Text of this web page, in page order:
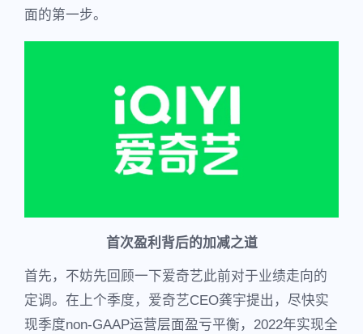
面的第一步。
首次盈利背后的加减之道
首先，不妨先回顾一下爱奇艺此前对于业绩走向的
定调。在上个季度，爱奇艺CEO龚宇提出，尽快实
现季度non-GAAP运营层面盈亏平衡，2022年实现全